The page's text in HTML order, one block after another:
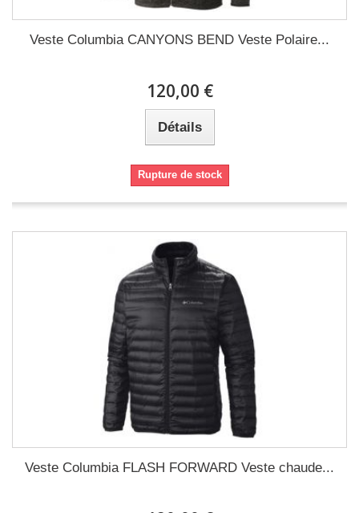
Veste Columbia CANYONS BEND Veste Polaire...
120,00 €
Détails
Rupture de stock
Veste Columbia FLASH FORWARD Veste chaude...